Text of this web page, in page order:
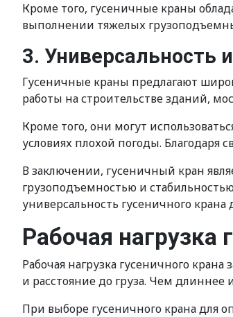
Кроме того, гусеничные краны
выполнении тяжелых
3. Универсальность
Гусеничные краны предлагают
работы на строительстве зданий,
Кроме того, они могут
условиях плохой погоды. Благодаря
В заключении, гусеничный кран
грузоподъемностью и
универсальность гусеничного
Рабочая нагрузка
Рабочая нагрузка гусеничного
и расстояние до груза. Чем
При выборе гусеничного крана для